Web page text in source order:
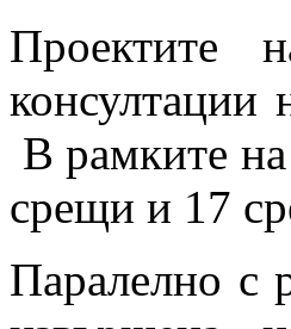
Проектите
консултации
В рамките
срещи и 17
Паралелно с